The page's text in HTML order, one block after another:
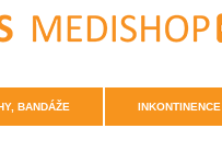
BANDÁŽE INKONTINENCE